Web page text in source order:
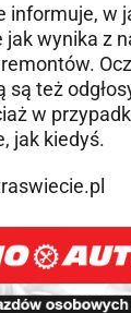
informuje, w
jak wynika z
są też
w
jak kiedyś.